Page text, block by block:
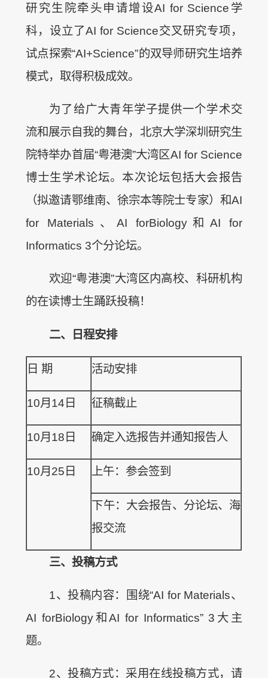
研究生院牵头申请增设AI for Science学
科，设立了AI for Science交叉研究专项，
试点探索“AI+Science”的双导师研究生培养
模式，取得积极成效。
为了给广大青年学子提供一个学术交
流和展示自我的舞台，北京大学深圳研究生
院特举办首届“粤港澳”大湾区AI for Science
博士生学术论坛。本次论坛包括大会报告
（拟邀请鄂维南、徐宗本等院士专家）和AI
for Materials、AI forBiology和AI for
Informatics 3个分论坛。
欢迎“粤港澳”大湾区内高校、科研机构
的在读博士生踊跃投稿！
二、日程安排
日 期 活动安排
10月14日 征稿截止
10月18日 确定入选报告并通知报告人
10月25日 上午：参会签到
下午：大会报告、分论坛、海
报交流
三、投稿方式
1、投稿内容：围绕“AI for Materials、
AI forBiology和AI for Informatics” 3大主
题。
2、投稿方式：采用在线投稿方式，请